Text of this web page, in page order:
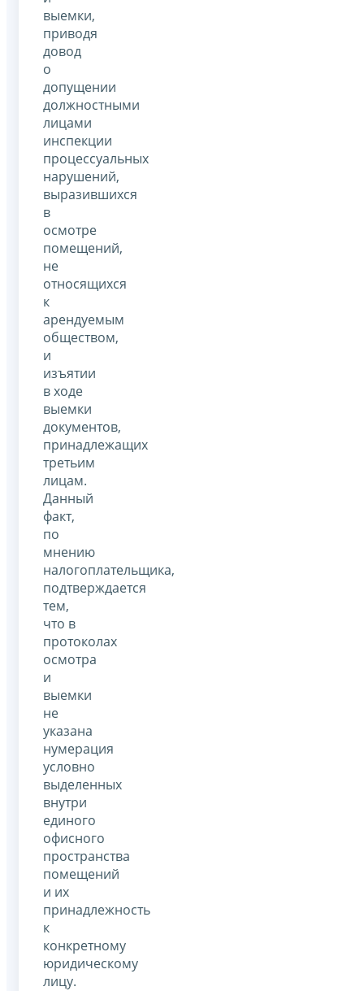
выемки,
приводя
довод
о
допущении
должностными
лицами
инспекции
процессуальных
нарушений,
выразившихся
в
осмотре
помещений,
не
относящихся
к
арендуемым
обществом,
и
изъятии
в ходе
выемки
документов,
принадлежащих
третьим
лицам.
Данный
факт,
по
мнению
налогоплательщика,
подтверждается
тем,
что в
протоколах
осмотра
и
выемки
не
указана
нумерация
условно
выделенных
внутри
единого
офисного
пространства
помещений
и их
принадлежность
к
конкретному
юридическому
лицу.